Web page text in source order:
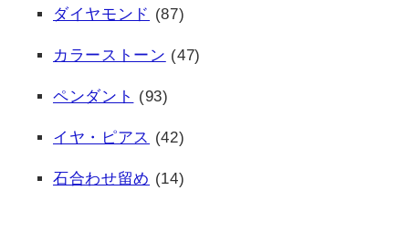
ダイヤモンド (87)
カラーストーン (47)
ペンダント (93)
イヤ・ピアス (42)
石合わせ留め (14)